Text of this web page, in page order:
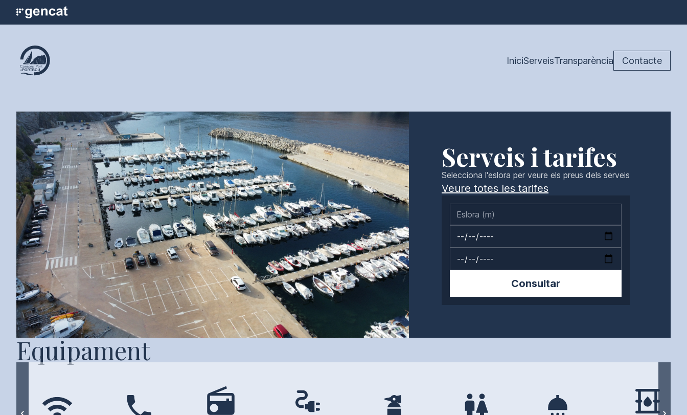
IniciServeisTransparència Contacte
Serveis i tarifes
Selecciona l'eslora per veure els preus dels serveis
Veure totes les tarifes
Consultar
Equipament